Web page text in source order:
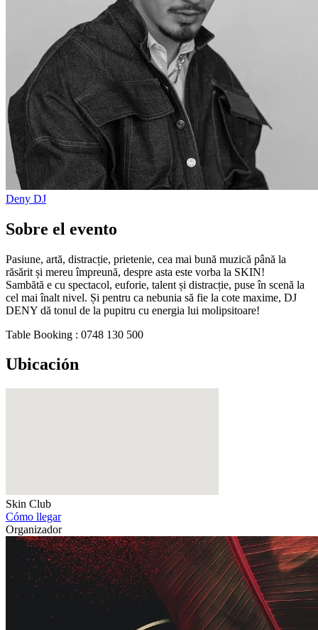
Deny DJ
Sobre el evento
Pasiune, artă, distracție, prietenie, cea mai bună muzică până la
răsărit și mereu împreună, despre asta este vorba la SKIN!
Sambătă e cu spectacol, euforie, talent și distracție, puse în scenă la
cel mai înalt nivel. Și pentru ca nebunia să fie la cote maxime, DJ
DENY dă tonul de la pupitru cu energia lui molipsitoare!
Table Booking : 0748 130 500
Ubicación
Skin Club
Cómo llegar
Organizador